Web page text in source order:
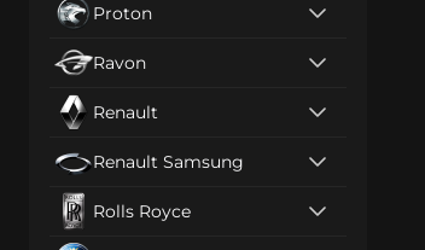
Proton
Ravon
Renault
Renault Samsung
Rolls Royce